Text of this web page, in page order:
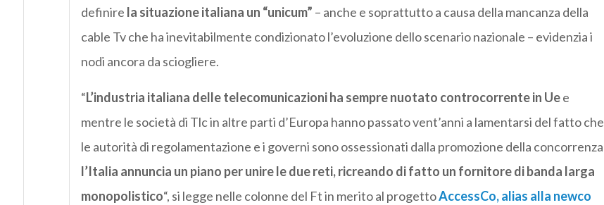
definire la situazione italiana un “unicum” – anche e soprattutto a causa della mancanza della
cable Tv che ha inevitabilmente condizionato l’evoluzione dello scenario nazionale – evidenzia i
nodi ancora da sciogliere.
“L’industria italiana delle telecomunicazioni ha sempre nuotato controcorrente in Uee
mentre le società di Tlc in altre parti d’Europa hanno passato vent’anni a lamentarsi del fatto che
le autorità di regolamentazione e i governi sono ossessionati dalla promozione della concorrenza
l’Italia annuncia un piano per unire le due reti, ricreando di fatto un fornitore di banda larga
monopolistico“, si legge nelle colonne del Ft in merito al progettoAccessCo, alias alla newco